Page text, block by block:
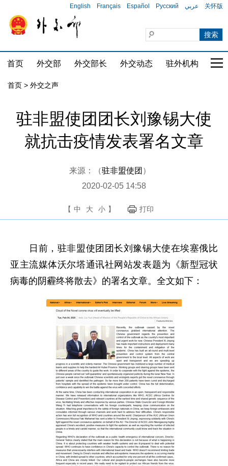
English Français Español Русский عربي 关怀版
首页 外交部 外交部长 外交动态 驻外机构 国
首页 > 外交之声
驻非盟使团团长刘豫锡大使
就抗击疫情发表署名文章
来源：（驻非盟使团 ）
2020-02-05 14:58
【 中 大 小 】 打印
日前，驻非盟使团团长刘豫锡大使在埃塞俄比
亚主流媒体沃尔塔通讯社网站发表题为《新型冠状
病毒的阴霾终将散去》的署名文章。全文如下：